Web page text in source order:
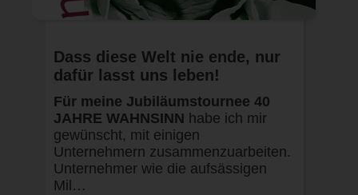
Dass diese Welt nie ende, nur
dafür lasst uns leben!
Für meine Jubiläumstournee 40
JAHRE WAHNSINN habe ich mir
gewünscht, mit einigen
Unternehmern zusammenzuarbeiten.
Unternehmer wie die aufsässigen
Mil…